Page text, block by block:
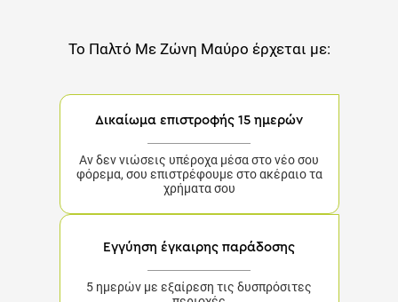
Το Παλτό Με Ζώνη Μαύρο έρχεται με:
Δικαίωμα επιστροφής 15 ημερών
Αν δεν νιώσεις υπέροχα μέσα στο νέο σου φόρεμα,
σου επιστρέφουμε στο ακέραιο τα χρήματα σου
Εγγύηση έγκαιρης παράδοσης
5 ημερών με εξαίρεση τις δυσπρόσιτες περιοχές